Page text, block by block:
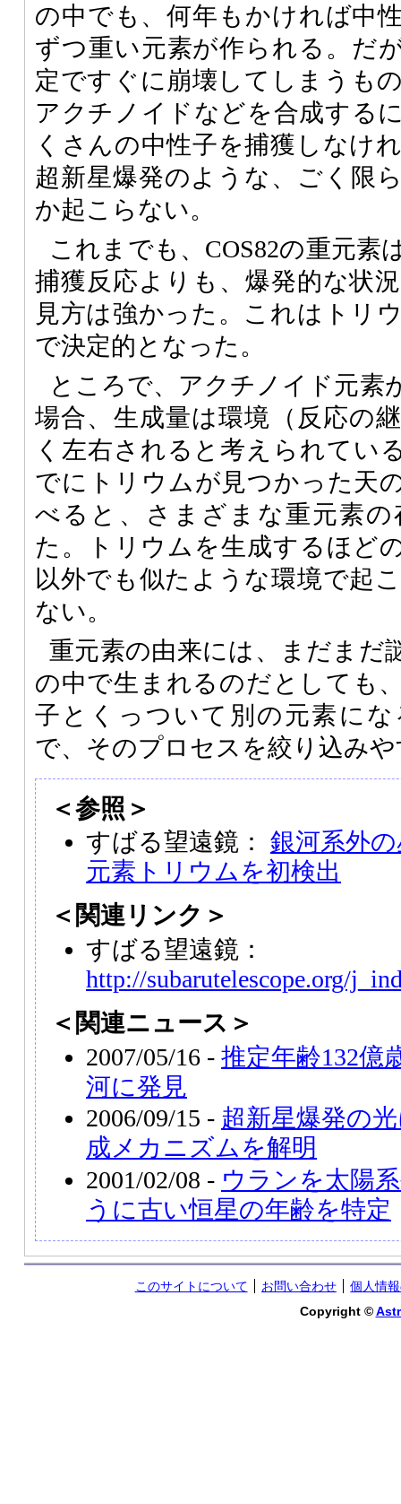
の中でも、何年もかければ中
ずつ重い元素が作られる。だ
定ですぐに崩壊してしまうも
アクチノイドなどを合成する
くさんの中性子を捕獲しなけ
超新星爆発のような、ごく限
か起こらない。
これまでも、COS82の重元素
捕獲反応よりも、爆発的な状
見方は強かった。これはトリ
で決定的となった。
ところで、アクチノイド元素
場合、生成量は環境（反応の
く左右されると考えられてい
でにトリウムが見つかった天
べると、さまざまな重元素
た。トリウムを生成するほど
以外でも似たような環境で起
ない。
重元素の由来には、まだまだ
の中で生まれるのだとしても
子とくっついて別の元素に
で、そのプロセスを絞り込み
＜参照＞
すばる望遠鏡： 銀河系外
元素トリウムを初検出
＜関連リンク＞
すばる望遠鏡：
http://subarutelescope.org/
＜関連ニュース＞
2007/05/16 - 推定年齢132億
河に発見
2006/09/15 - 超新星爆発の
成メカニズムを解明
2001/02/08 - ウランを太陽
うに古い恒星の年齢を特定
このサイトについて お問い合わせ
個人情
Copyright ©